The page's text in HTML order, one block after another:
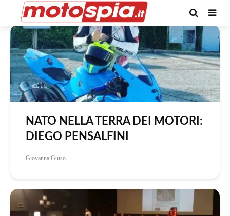
Autore -Giovanna Guiso
NATO NELLA TERRA DEI MOTORI:
DIEGO PENSALFINI
Giovanna Guiso